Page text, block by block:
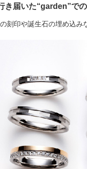
き届いた“garden”で
刻印や誕生石の埋め込